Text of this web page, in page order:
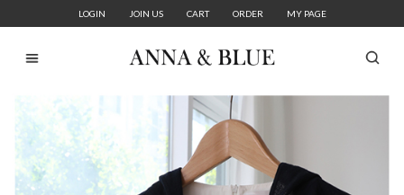
LOGIN JOIN US CART ORDER MY PAGE